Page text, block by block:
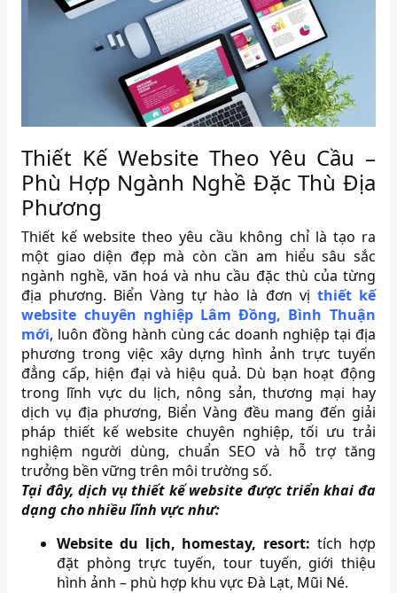
Thiết Kế Website Theo Yêu Cầu –
Phù Hợp Ngành Nghề Đặc Thù Địa
Phương
Thiết kế website theo yêu cầu không chỉ là tạo ra
một giao diện đẹp mà còn cần am hiểu sâu sắc
ngành nghề, văn hoá và nhu cầu đặc thù của từng
địa phương. Biển Vàng tự hào là đơn vị thiết kế
website chuyên nghiệp Lâm Đồng, Bình Thuận
mới, luôn đồng hành cùng các doanh nghiệp tại địa
phương trong việc xây dựng hình ảnh trực tuyến
đẳng cấp, hiện đại và hiệu quả. Dù bạn hoạt động
trong lĩnh vực du lịch, nông sản, thương mại hay
dịch vụ địa phương, Biển Vàng đều mang đến giải
pháp thiết kế website chuyên nghiệp, tối ưu trải
nghiệm người dùng, chuẩn SEO và hỗ trợ tăng
trưởng bền vững trên môi trường số.
Tại đây, dịch vụ thiết kế website được triển khai đa
dạng cho nhiều lĩnh vực như:
Website du lịch, homestay, resort: tích hợp
đặt phòng trực tuyến, tour tuyến, giới thiệu
hình ảnh – phù hợp khu vực Đà Lạt, Mũi Né.